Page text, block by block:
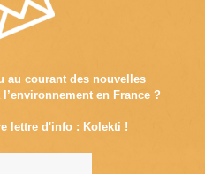
au courant des nouvelles
en France ?
lettre d'info : Kolekti !